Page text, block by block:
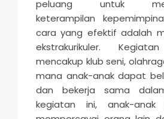
peluang untuk
keterampilan
cara yang efektif adalah
ekstrakurikuler.
mencakup klub seni,
mana anak-anak dapat
dan bekerja sama
kegiatan ini, anak-anak